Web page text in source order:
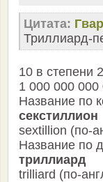
Цитата:
Триллиард-
10 в степени
1 000 000
Название по
секстиллион
sextillion (по-
Название по
триллиард
trilliard (по-